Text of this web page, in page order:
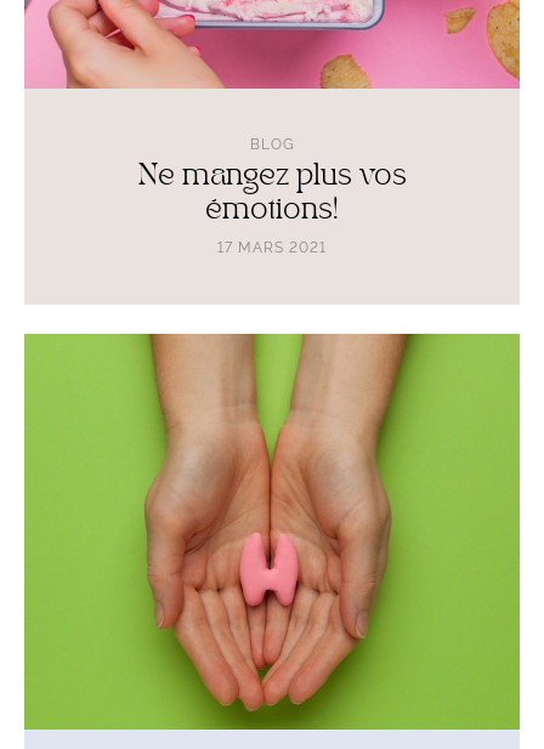
Ne mangez plus vos
émotions!
17 MARS 2021
BLOG
Lire